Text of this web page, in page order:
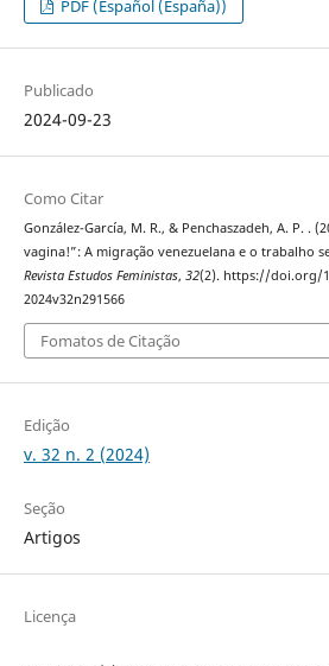
PDF (Español (España))
Publicado
2024-09-23
Como Citar
González-García, M. R., & Penchaszadeh, A. P. .
vagina!”: A migração venezuelana e o trabalho
Revista Estudos Feministas, 32(2). https://doi.org/
2024v32n291566
Fomatos de Citação
Edição
v. 32 n. 2 (2024)
Seção
Artigos
Licença